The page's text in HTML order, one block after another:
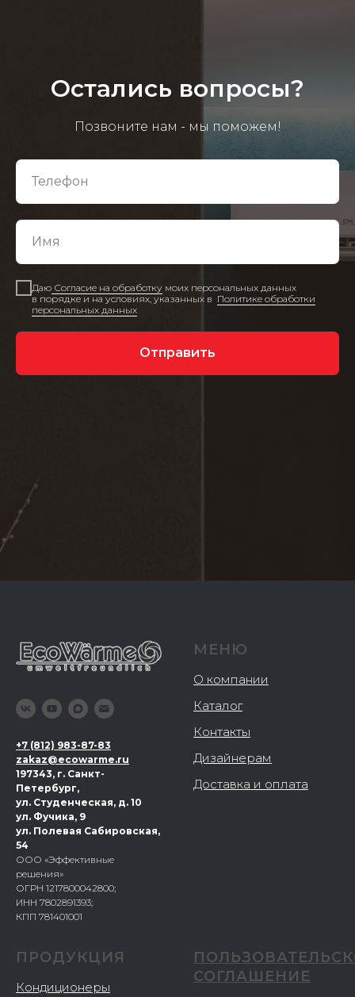
Остались вопросы?
Позвоните нам - мы поможем!
Даю Согласие на обработку моих персональных данных
в порядке и на условиях, указанных в Политике обработки
персональных данных
Отправить
+7 (812) 983-87-83
zakaz@ecowarme.ru
197343, г. Санкт-
Петербург,
ул. Студенческая, д. 10
ул. Фучика, 9
ул. Полевая Сабировская,
54
ООО «Эффективные
решения»
ОГРН 1217800042800;
ИНН 7802891393;
КПП 781401001
МЕНЮ
О компании
Каталог
Контакты
Дизайнерам
Доставка и оплата
ПРОДУКЦИЯ
Кондиционеры
СОГЛАШЕНИЕ